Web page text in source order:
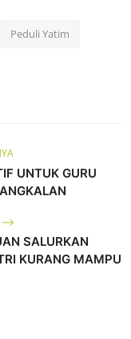
Peduli Yatim
UNTUK GURU
SALURKAN
KURANG MAMPU